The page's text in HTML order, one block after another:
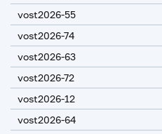
vost2026-55
vost2026-74
vost2026-63
vost2026-72
vost2026-12
vost2026-64